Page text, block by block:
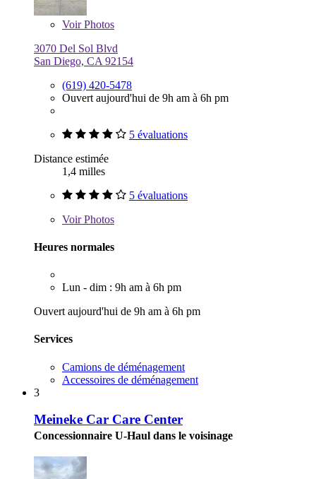
VoirPhotos
3070 Del Sol Blvd
San Diego, CA 92154
(619) 420-5478
Ouvert aujourd'hui de 9h am à 6h pm
5 évaluations
Distance estimée
1,4 milles
5 évaluations
VoirPhotos
Heures normales
Lun - dim : 9h am à 6h pm
Ouvert aujourd'hui de 9h am à 6h pm
Services
Camions de déménagement
Accessoires de déménagement
3
Meineke Car Care Center
Concessionnaire U-Haul dans le voisinage